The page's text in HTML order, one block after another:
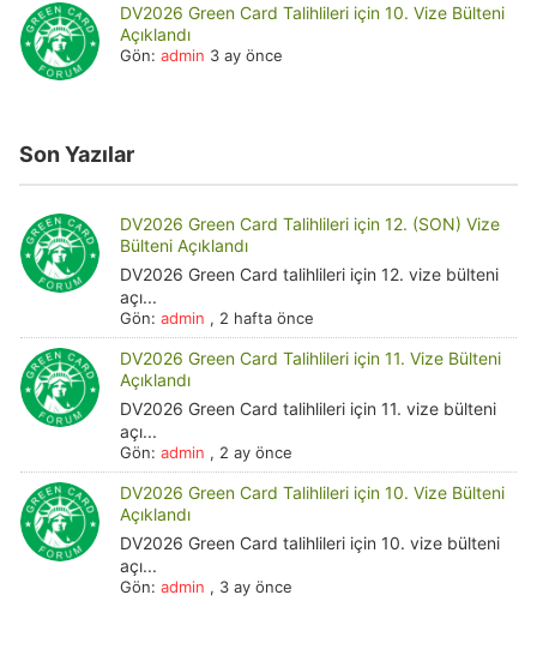
DV2026 Green Card Talihlileri için 10. Vize Bülteni
Açıklandı
Gön: admin 3 ay önce
Son Yazılar
DV2026 Green Card Talihlileri için 12. (SON) Vize
Bülteni Açıklandı
DV2026 Green Card talihlileri için 12. vize bülteni
açı...
Gön: admin , 2 hafta önce
DV2026 Green Card Talihlileri için 11. Vize Bülteni
Açıklandı
DV2026 Green Card talihlileri için 11. vize bülteni
açı...
Gön: admin , 2 ay önce
DV2026 Green Card Talihlileri için 10. Vize Bülteni
Açıklandı
DV2026 Green Card talihlileri için 10. vize bülteni
açı...
Gön: admin , 3 ay önce